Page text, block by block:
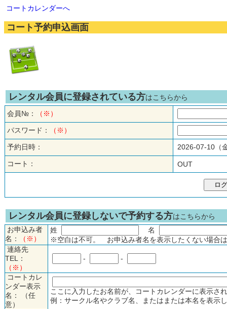
コートカレンダーへ
コート予約申込画面
レンタル会員に登録されている方はこちらから
会員№：
（※）
パスワード： （※）
予約日時： 2026-07-10
コート： OUT
レンタル会員に登録しないで予約する方はこちらから
お申込み者
名：
（※）
姓
名
※空白は不可。 お申込み者名を表示したくない場合
連絡先
TEL：
（※）
- -
コートカレ
ンダー表示
名： （任
意）
ここに入力したお名前が、コートカレンダーに表示
例：サークル名やクラブ名、またはまたは本名を表示